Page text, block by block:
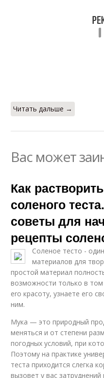
Читать дальше →
Вас может
Как
соленого
советы для
рецепты
Соленое тесто -
материалов для
простой материал
возможности только в том
ero красоту, узнаете его
ним.
Мука — это природный
меняться и от степени
погодных условий, при
Поэтому на практике
теста приходится слегка
вызовет у вас затруднений